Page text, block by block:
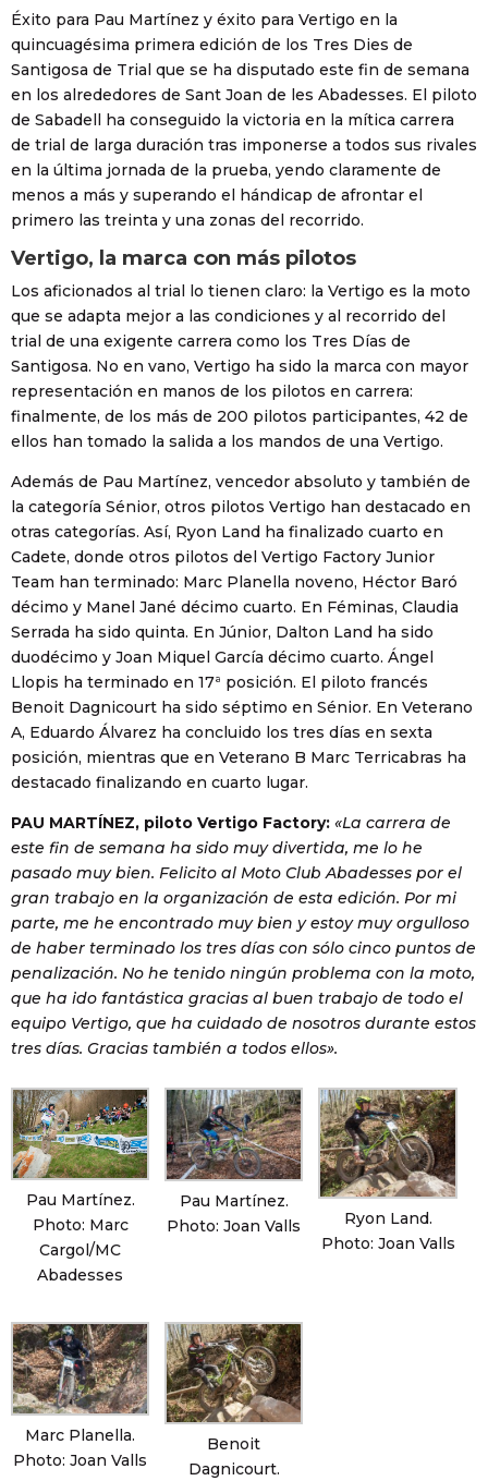
Éxito para Pau Martínez y éxito para Vertigo en la
quincuagésima primera edición de los Tres Dies de
Santigosa de Trial que se ha disputado este fin de semana
en los alrededores de Sant Joan de les Abadesses. El piloto
de Sabadell ha conseguido la victoria en la mítica carrera
de trial de larga duración tras imponerse a todos sus rivales
en la última jornada de la prueba, yendo claramente de
menos a más y superando el hándicap de afrontar el
primero las treinta y una zonas del recorrido.
Vertigo, la marca con más pilotos
Los aficionados al trial lo tienen claro: la Vertigo es la moto
que se adapta mejor a las condiciones y al recorrido del
trial de una exigente carrera como los Tres Días de
Santigosa. No en vano, Vertigo ha sido la marca con mayor
representación en manos de los pilotos en carrera:
finalmente, de los más de 200 pilotos participantes, 42 de
ellos han tomado la salida a los mandos de una Vertigo.
Además de Pau Martínez, vencedor absoluto y también de
la categoría Sénior, otros pilotos Vertigo han destacado en
otras categorías. Así, Ryon Land ha finalizado cuarto en
Cadete, donde otros pilotos del Vertigo Factory Junior
Team han terminado: Marc Planella noveno, Héctor Baró
décimo y Manel Jané décimo cuarto. En Féminas, Claudia
Serrada ha sido quinta. En Júnior, Dalton Land ha sido
duodécimo y Joan Miquel García décimo cuarto. Ángel
Llopis ha terminado en 17ª posición. El piloto francés
Benoit Dagnicourt ha sido séptimo en Sénior. En Veterano
A, Eduardo Álvarez ha concluido los tres días en sexta
posición, mientras que en Veterano B Marc Terricabras ha
destacado finalizando en cuarto lugar.
PAU MARTÍNEZ, piloto Vertigo Factory: «La carrera de
este fin de semana ha sido muy divertida, me lo he
pasado muy bien. Felicito al Moto Club Abadesses por el
gran trabajo en la organización de esta edición. Por mi
parte, me he encontrado muy bien y estoy muy orgulloso
de haber terminado los tres días con sólo cinco puntos de
penalización. No he tenido ningún problema con la moto,
que ha ido fantástica gracias al buen trabajo de todo el
equipo Vertigo, que ha cuidado de nosotros durante estos
tres días. Gracias también a todos ellos».
Pau Martínez.
Photo: Marc
Cargol/MC
Abadesses
Pau Martínez.
Photo: Joan Valls
Ryon Land.
Photo: Joan Valls
Marc Planella.
Photo: Joan Valls
Benoit
Dagnicourt.